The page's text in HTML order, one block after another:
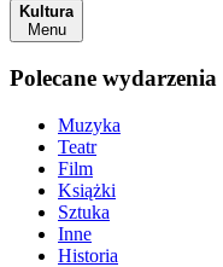
Kultura
Menu
Polecane wydarzenia
Muzyka
Teatr
Film
Książki
Sztuka
Inne
Historia